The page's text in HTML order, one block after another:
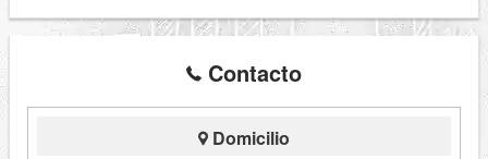
Contacto
Domicilio